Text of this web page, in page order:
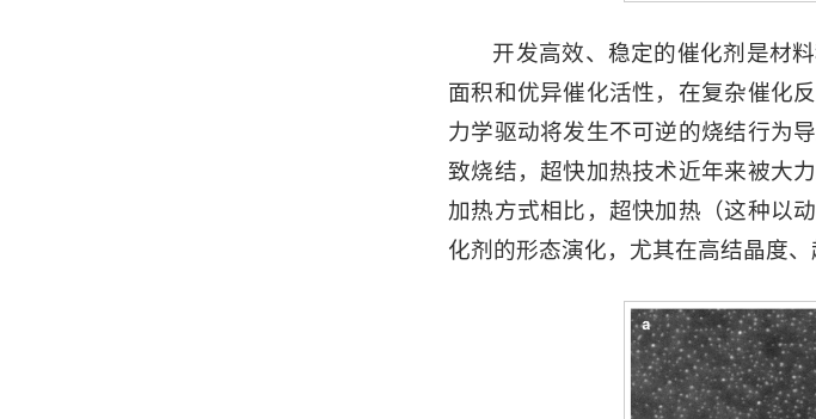
开发高效、稳定的催化剂是材
面积和优异催化活性，在复杂催化
力学驱动将发生不可逆的烧结行为
致烧结，超快加热技术近年来被大
加热方式相比，超快加热（这种以
化剂的形态演化，尤其在高结晶度